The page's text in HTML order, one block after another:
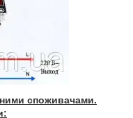
споживачами.